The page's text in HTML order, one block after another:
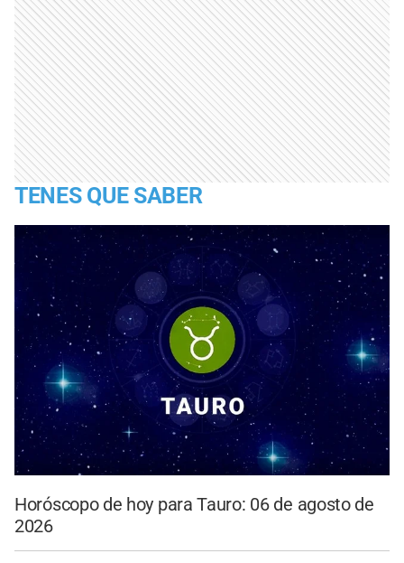
TENES QUE SABER
Horóscopo de hoy para Tauro: 06 de agosto de
2026